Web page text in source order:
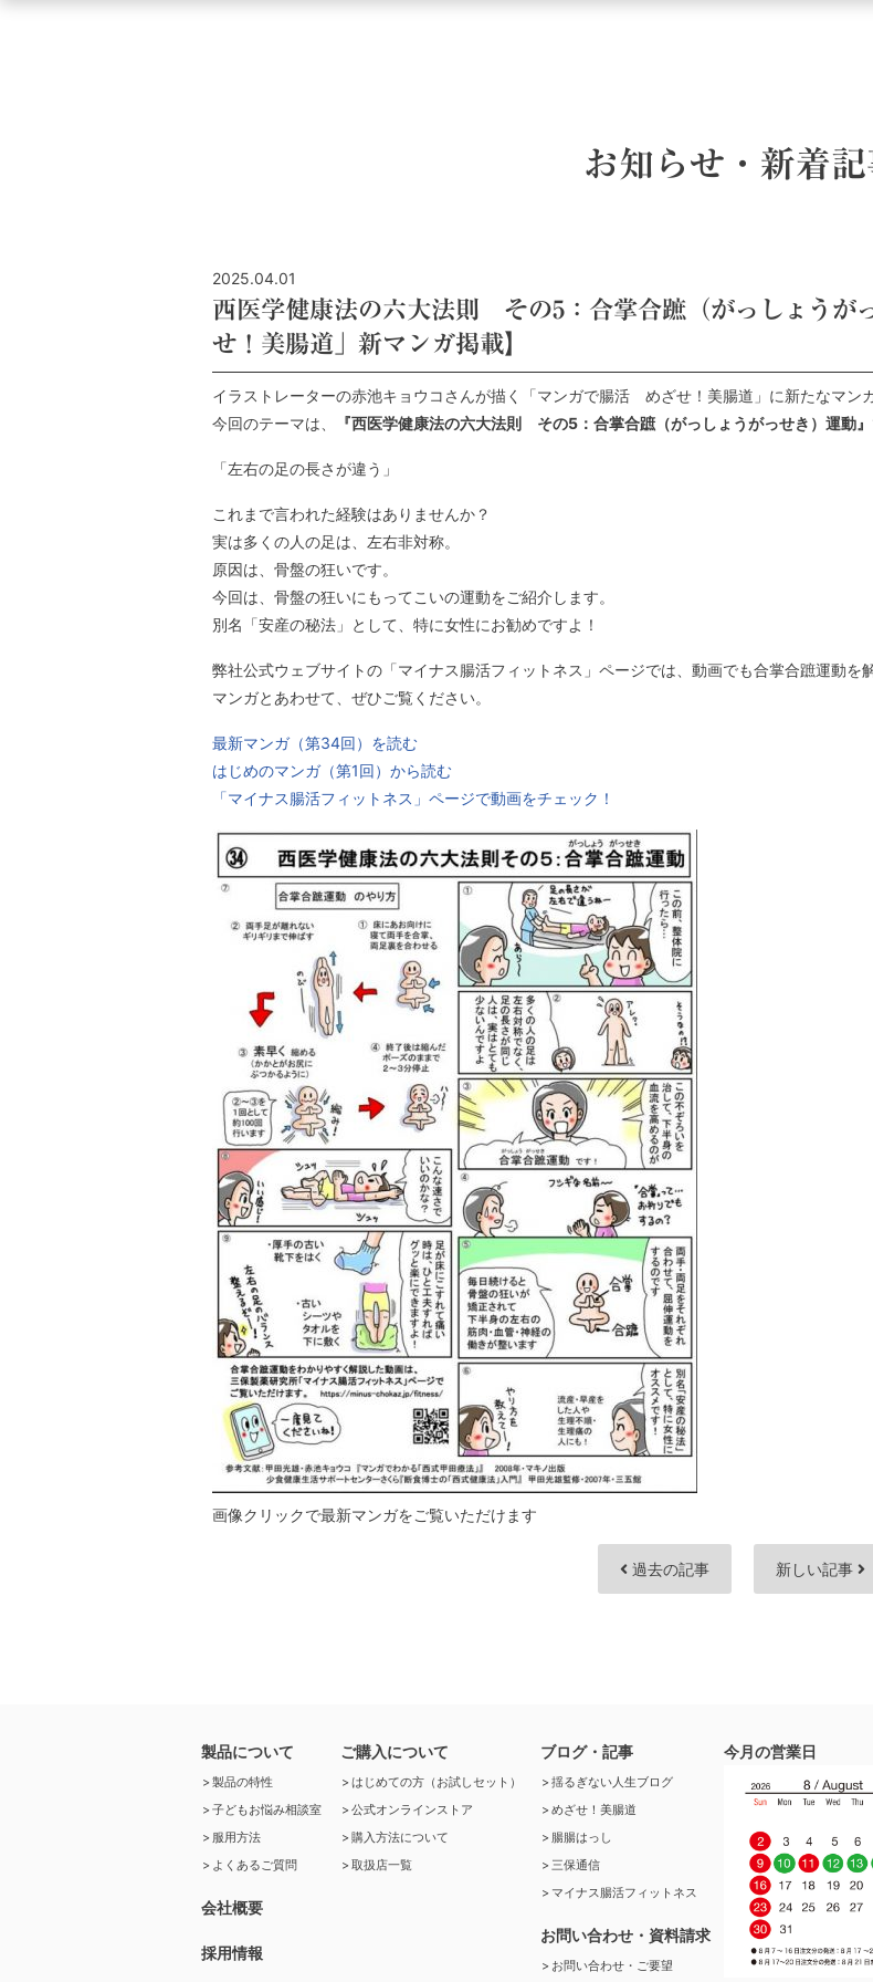
お知らせ・新着記
2025.04.01
西医学健康法の六大法則 その5：合掌合蹠（がっしょう
せ！美腸道」新マンガ掲載】
イラストレーターの赤池キョウコさんが描く「マンガで腸活 めざせ！美腸道」に新たなマン
今回のテーマは、
『西医学健康法の六大法則 その5：合掌合蹠（がっしょうがっせき）運動』
「左右の足の長さが違う」
これまで言われた経験はありませんか？
実は多くの人の足は、左右非対称。
原因は、骨盤の狂いです。
今回は、骨盤の狂いにもってこいの運動をご紹介します。
別名「安産の秘法」として、特に女性にお勧めですよ！
弊社公式ウェブサイトの「マイナス腸活フィットネス」ページでは、動画でも合掌合蹠運動を
マンガとあわせて、ぜひご覧ください。
最新マンガ（第34回）を読む
はじめのマンガ（第1回）から読む
「マイナス腸活フィットネス」ページで動画をチェック！
画像クリックで最新マンガをご覧いただけます
過去の記事 新しい記事
製品について
製品の特性
子どもお悩み相談室
服用方法
よくあるご質問
会社概要
採用情報
ご購入について
はじめての方（お試しセット）
公式オンラインストア
購入方法について
取扱店一覧
ブログ・記事
揺るぎない人生ブログ
めざせ！美腸道
腸腸はっし
三保通信
マイナス腸活フィットネス
お問い合わせ・資料請求
お問い合わせ・ご要望
今月の営業日